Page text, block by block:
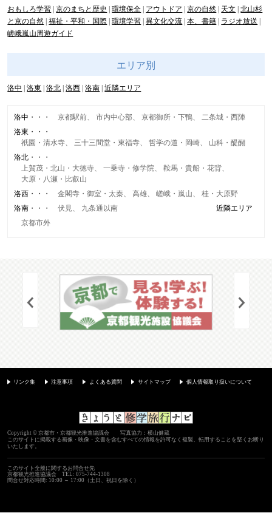
おもしろ学習 京のまちと歴史 環境保全 アウトドア 京の自然 天文
北山杉
と京の自然 福祉・平和・国際 環境学習 異文化交流 本、書籍
ラジオ放送
嵯峨嵐山周遊ガイド
エリア別
洛中 洛東 洛北 洛西 洛南 近隣エリア
洛中 京都駅前 市内中心部 京都御所・下鴨
二条城・西陣
洛東
祇園・清水寺
三十三間堂・東福寺 哲学の道・岡崎
山科・醍醐
洛北
上賀茂・北山・大徳寺
一乗寺・修学院
鞍馬・貴船・花背
大原・八瀬・比叡山
洛西
金閣寺・御室・太秦 高雄 嵯峨・嵐山
桂・大原野
洛南
伏見 九条通以南
近隣エリア
京都市外
リンク集 注意事項 よくある質問 サイトマップ 個人情報取り扱いについて
Copyright © 京都市・京都観光推進協議会 写真協力：横山健蔵
このサイトに掲載する画像・映像・文書を含むすべての情報を許可なく複製、転用することを堅くお断り
いたします。
このサイト全般に関するお問合せ先
京都観光推進協議会
TEL: 075-744-1308
問合せ対応時間: 10:00 ～ 17:00（土日、祝日を除く）